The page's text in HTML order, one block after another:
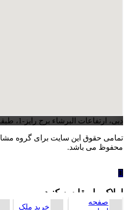
دبی، ارتفاعات البرشاء برج رایز-1، طبقه 8، املاک دبی realstate
محفوظ می باشد.
صفحه
خرید ملک
املاک را مقایسه کنید